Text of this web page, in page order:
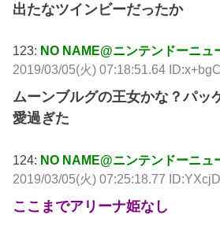
出たなツインビーだったか
123: NO NAME@ニンテンドーニュ
2019/03/05(火) 07:18:51.64
ムーンブルグの王女かな？パッ
愛過ぎた
124: NO NAME@ニンテンドーニュ
2019/03/05(火) 07:25:18.77
ここまでアリーナ姫なし